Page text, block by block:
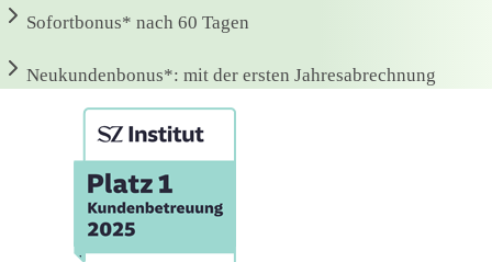
Sofortbonus* nach 60 Tagen
Neukundenbonus*: mit der ersten Jahresabrechnung